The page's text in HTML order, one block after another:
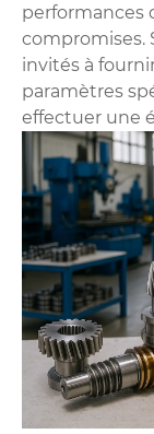
performances
compromises.
invités à
paramètres
effectuer une